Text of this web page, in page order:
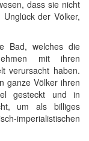
dass sie nicht
der Völker,
Bad, welches die
mit ihren
verursacht haben.
ganze Völker ihren
gesteckt und in
um als billiges
imperialistischen